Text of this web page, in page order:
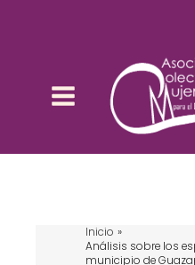
Inicio
Análisis sobre los
municipio de